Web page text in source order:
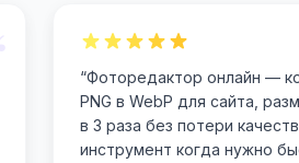
“Фоторедактор онлайн —
PNG в WebP для сайта,
в 3 раза без потери
инструмент когда нужно